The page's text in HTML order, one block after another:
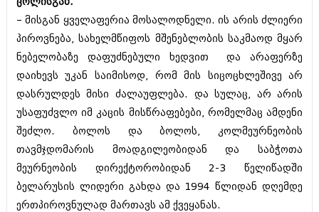
ივნისი 2010 (685)
მაისი 2010 (232)
აპრილი 2010 (229)
თებერვალი 2010 (421)
იანვარი 2010 (422)
დეკემბერი 2009 (510)
ნოემბერი 2009 (308)
ოქტომბერი 2009 (382)
სექტემბერი 2009 (541)
აგვისტო 2009 (14)
ივლისი 2009 (118)
თებერვალი 0216 (1)
დეკემბერი 0215 (1)
ოქტომბერი 0215 (1)
– მისგან ყველაფერია მოსალოდნელი. ის არის ძლიერი
პიროვნება, სახელმწიფოს მშენებლობის საკმაოდ მყარ
ნებელობაზე დაფუძნებული ხედვით და არაფერზე
დაიხევს უკან საიმისოდ, რომ მის სიცოცხლეშივე არ
დასრულდეს მისი ძალაუფლება. და სულაც, არ არის
უსაფუძვლო იმ კაცის მისწრაფებები, რომელმაც ამდენი
შეძლო. ბოლოს და ბოლოს, კოლმეურნეობის
თავმჯდომარის მოადგილეობიდან და საბჭოთა
მეურნეობის დირექტორობიდან 2-3 წელიწადში
ბელარუსის ლიდერი გახდა და 1994 წლიდან დღემდე
ერთპიროვნულად მართავს ამ ქვეყანას.